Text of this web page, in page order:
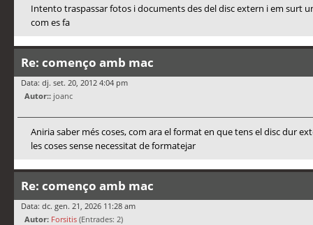
Intento traspassar fotos i documents des del disc extern i em surt
com es fa
Re: començo amb mac
Data: dj. set. 20, 2012 4:04 pm
Autor:: joanc
Aniria saber més coses, com ara el format en que tens el disc dur
les coses sense necessitat de formatejar
Re: començo amb mac
Data: dc. gen. 21, 2026 11:28 am
Autor: Forsitis (Entrades: 2)